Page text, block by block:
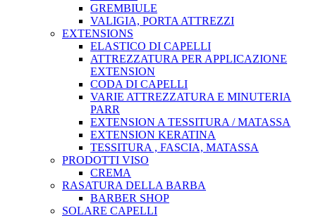
GREMBIULE
VALIGIA, PORTA ATTREZZI
EXTENSIONS
ELASTICO DI CAPELLI
ATTREZZATURA PER APPLICAZIONE
EXTENSION
CODA DI CAPELLI
VARIE ATTREZZATURA E MINUTERIA
PARR
EXTENSION A TESSITURA / MATASSA
EXTENSION KERATINA
TESSITURA , FASCIA, MATASSA
PRODOTTI VISO
CREMA
RASATURA DELLA BARBA
BARBER SHOP
SOLARE CAPELLI